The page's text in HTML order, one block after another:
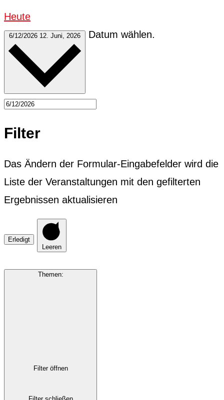
Heute
6/12/2026 12. Juni, 2026 Datum wählen.
Filter
Das Ändern der Formular-Eingabefelder wird die
Liste der Veranstaltungen mit den gefilterten
Ergebnissen aktualisieren
Erledigt
Leeren
Themen:
Filter öffnen